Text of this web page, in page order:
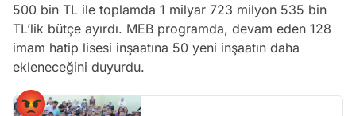
500 bin TL ile toplamda 1 milyar 723 milyon 535 bin
TL’lik bütçe ayırdı. MEB programda, devam eden 128
imam hatip lisesi inşaatına 50 yeni inşaatın daha
ekleneceğini duyurdu.